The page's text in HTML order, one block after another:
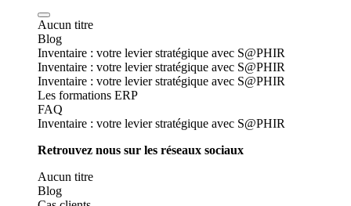
Aucun titre
Blog
Inventaire : votre levier stratégique avec S@PHIR
Inventaire : votre levier stratégique avec S@PHIR
Inventaire : votre levier stratégique avec S@PHIR
Les formations ERP
FAQ
Inventaire : votre levier stratégique avec S@PHIR
Retrouvez nous sur les réseaux sociaux
Aucun titre
Blog